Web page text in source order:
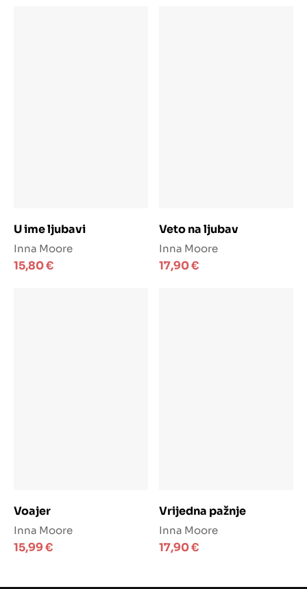
U ime ljubavi
Inna Moore
15,80€
Veto na ljubav
Inna Moore
17,90€
Voajer
Inna Moore
15,99€
Vrijedna pažnje
Inna Moore
17,90€